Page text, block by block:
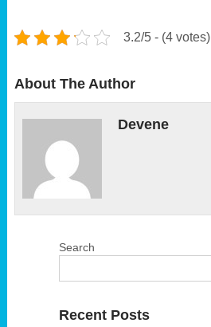
3.2/5 - (4 votes)
About The Author
Devene
Search
Recent Posts